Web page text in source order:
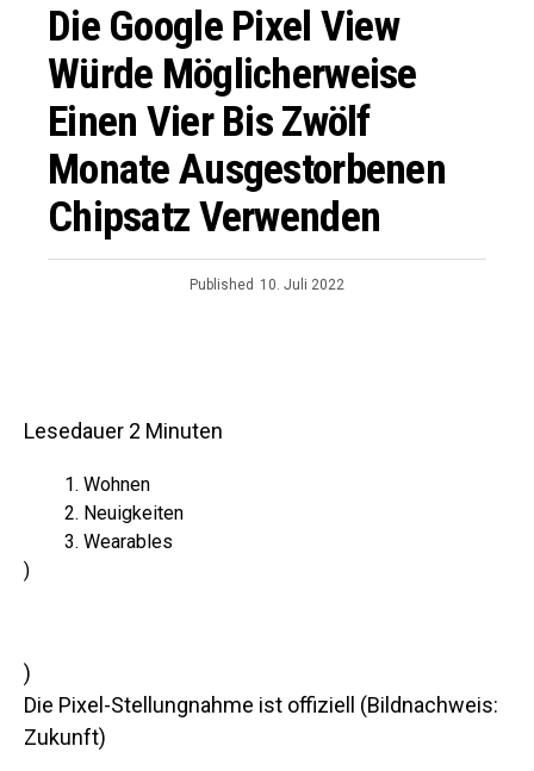
Die Google Pixel View
Würde Möglicherweise
Einen Vier Bis Zwölf
Monate Ausgestorbenen
Chipsatz Verwenden
Published 10. Juli 2022
Lesedauer 2 Minuten
Wohnen
Neuigkeiten
Wearables
)
)
Die Pixel-Stellungnahme ist offiziell
(Bildnachweis:
Zukunft)